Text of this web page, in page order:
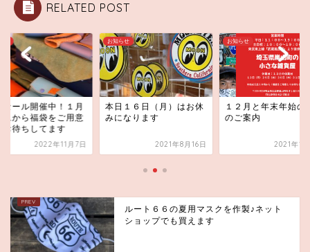
RELATED POST
セール開催中！１月
旦から福袋をご用意
お待ちしてます
2022年11月7日
お知らせ
本日１６日（月）はお休
みになります
2021年8月16日
お知らせ
１２月と年末年始の
のご案内
2021年12
ルート６６の夏用マスクを作製♪ネット
ショップでも買えます